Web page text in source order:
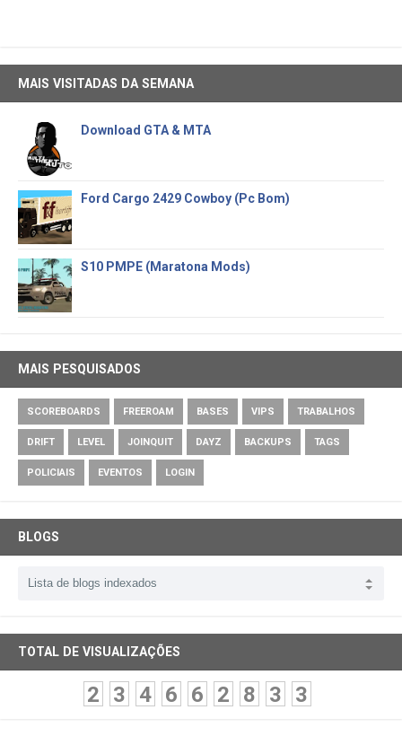
MAIS VISITADAS DA SEMANA
Download GTA & MTA
Ford Cargo 2429 Cowboy (Pc Bom)
S10 PMPE (Maratona Mods)
MAIS PESQUISADOS
SCOREBOARDS FREEROAM BASES VIPS TRABALHOS
DRIFT LEVEL JOINQUIT DAYZ BACKUPS TAGS
POLICIAIS EVENTOS LOGIN
BLOGS
TOTAL DE VISUALIZAÇÕES
2 3 4 6 6 2 8 3 3